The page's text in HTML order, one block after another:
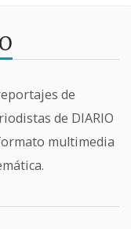
de
de DIARIO
multimedia